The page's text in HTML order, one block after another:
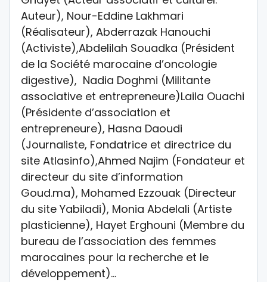
Auteur), Nour-Eddine Lakhmari
(Réalisateur), Abderrazak Hanouchi
(Activiste),Abdelilah Souadka (Président
de la Société marocaine d’oncologie
digestive), Nadia Doghmi (Militante
associative et entrepreneure)Laila Ouachi
(Présidente d’association et
entrepreneure), Hasna Daoudi
(Journaliste, Fondatrice et directrice du
site Atlasinfo),Ahmed Najim (Fondateur et
directeur du site d’information
Goud.ma), Mohamed Ezzouak (Directeur
du site Yabiladi), Monia Abdelali (Artiste
plasticienne), Hayet Erghouni (Membre du
bureau de l’association des femmes
marocaines pour la recherche et le
développement)…